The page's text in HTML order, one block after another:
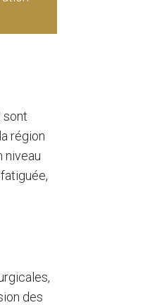
sont
région
niveau
des